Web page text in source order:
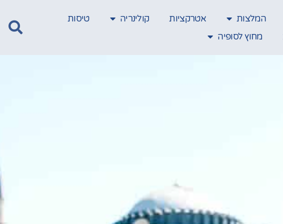
המלצות אטרקציות קולינריה
טיסות
מחוץ לסופיה